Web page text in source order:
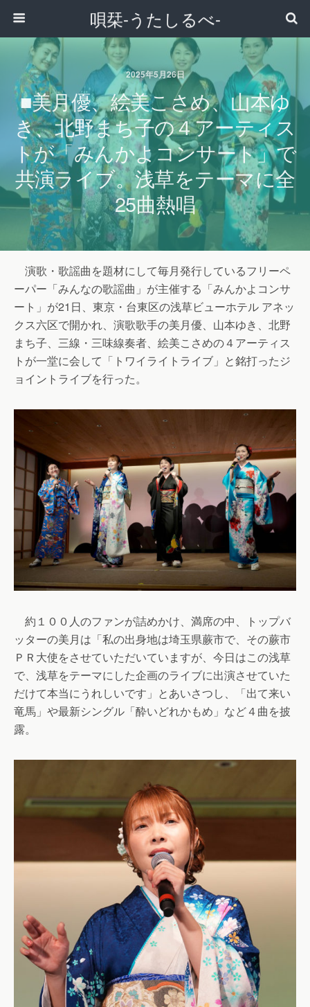
唄栞-うたしるべ-
2025年5月26日
■美月優、絵美こさめ、山本ゆ
き、北野まち子の４アーティス
トが「みんかよコンサート」で
共演ライブ。浅草をテーマに全
25曲熱唱
演歌・歌謡曲を題材にして毎月発行しているフリーペ
ーパー「みんなの歌謡曲」が主催する「みんかよコンサ
ート」が21日、東京・台東区の浅草ビューホテル アネッ
クス六区で開かれ、演歌歌手の美月優、山本ゆき、北野
まち子、三線・三味線奏者、絵美こさめの４アーティス
トが一堂に会して「トワイライトライブ」と銘打ったジ
ョイントライブを行った。
約１００人のファンが詰めかけ、満席の中、トップバ
ッターの美月は「私の出身地は埼玉県蕨市で、その蕨市
ＰＲ大使をさせていただいていますが、今日はこの浅草
で、浅草をテーマにした企画のライブに出演させていた
だけて本当にうれしいです」とあいさつし、「出て来い
竜馬」や最新シングル「酔いどれかもめ」など４曲を披
露。